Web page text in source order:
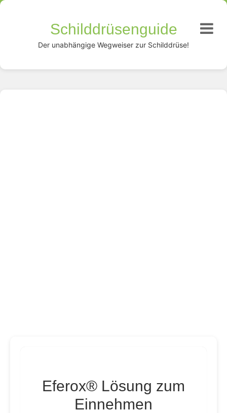
Schilddrüsenguide
Der unabhängige Wegweiser zur Schilddrüse!
Eferox® Lösung zum
Einnehmen